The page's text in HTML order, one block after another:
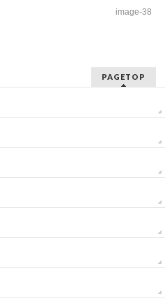
image-38
PAGETOP